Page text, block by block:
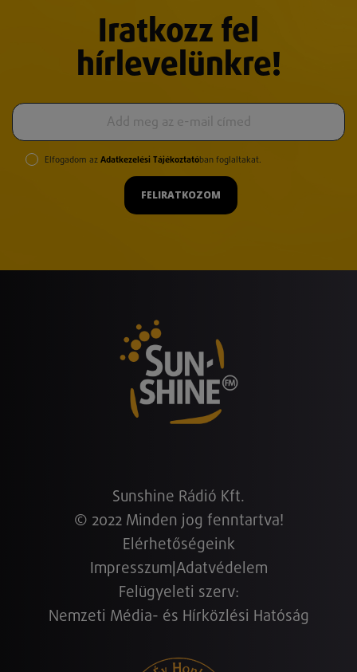
Iratkozz fel
hírlevelünkre!
Elfogadom az Adatkezelési Tájékoztatóban foglaltakat.
FELIRATKOZOM
Sunshine Rádió Kft.
© 2022 Minden jog fenntartva!
Elérhetőségeink
Impresszum Adatvédelem
Felügyeleti szerv:
Nemzeti Média- és Hírközlési Hatóság